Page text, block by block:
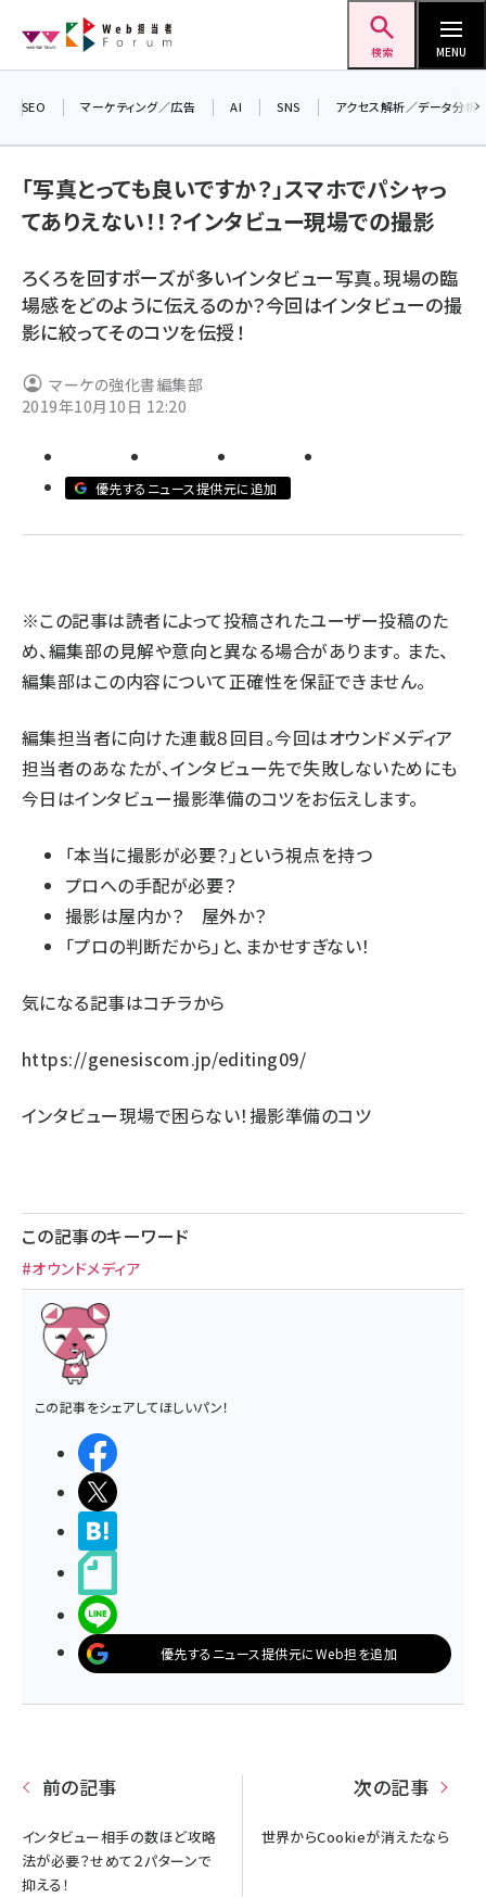
ン
検索 MENU
ai (2811)
youtube (2439)
セミナー (2308)
meo (1277)
SEO マーケティング／広告 AI SNS アクセス解析／データ分析
「写真とっても良いですか？」スマホでパシャっ
てありえない！！？インタビュー現場での撮影
ろくろを回すポーズが多いインタビュー写真。現場の臨
場感をどのように伝えるのか？今回はインタビューの撮
影に絞ってそのコツを伝授！
マーケの強化書編集部
2019年10月10日 12:20
優先するニュース提供元に追加
※この記事は読者によって投稿されたユーザー投稿のた
め、編集部の見解や意向と異なる場合があります。 また、
編集部はこの内容について正確性を保証できません。
編集担当者に向けた連載８回目。今回はオウンドメディア
担当者のあなたが、インタビュー先で失敗しないためにも
今日はインタビュー撮影準備のコツをお伝えします。
「本当に撮影が必要？」という視点を持つ
プロへの手配が必要？
撮影は屋内か？ 屋外か？
「プロの判断だから」と、まかせすぎない！
気になる記事はコチラから
https://genesiscom.jp/editing09/
インタビュー現場で困らない！撮影準備のコツ
この記事のキーワード
#オウンドメディア
この記事をシェアしてほしいパン！
優先するニュース提供元にWeb担を追加
前の記事
インタビュー相手の数ほど攻略
法が必要？せめて２パターンで
抑える！
次の記事
世界からCookieが消えたなら